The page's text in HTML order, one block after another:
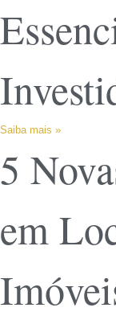
Saiba mais »
5
em